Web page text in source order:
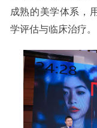
成熟的美学体系，
学评估与临床治疗。